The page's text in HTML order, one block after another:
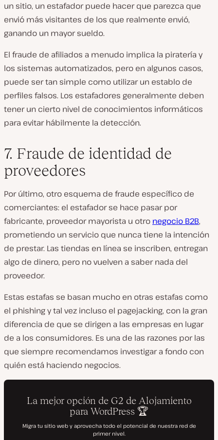
un sitio, un estafador puede hacer que parezca que
envió más visitantes de los que realmente envió,
ganando un mayor sueldo.
El fraude de afiliados a menudo implica la piratería y
los sistemas automatizados, pero en algunos casos,
puede ser tan simple como utilizar un establo de
perfiles falsos. Los estafadores generalmente deben
tener un cierto nivel de conocimientos informáticos
para evitar hábilmente la detección.
7. Fraude de identidad de
proveedores
Por último, otro esquema de fraude específico de
comerciantes: el estafador se hace pasar por
fabricante, proveedor mayorista u otro negocio B2B,
prometiendo un servicio que nunca tiene la intención
de prestar. Las tiendas en línea se inscriben, entregan
algo de dinero, pero no vuelven a saber nada del
proveedor.
Estas estafas se basan mucho en otras estafas como
el phishing y tal vez incluso el pagejacking, con la gran
diferencia de que se dirigen a las empresas en lugar
de a los consumidores. Es una de las razones por las
que siempre recomendamos investigar a fondo con
quién está haciendo negocios.